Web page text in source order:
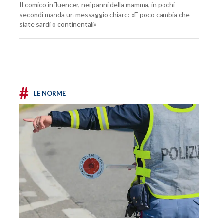
Il comico influencer, nei panni della mamma, in pochi
secondi manda un messaggio chiaro: «E poco cambia che
siate sardi o continentali»
# LE NORME